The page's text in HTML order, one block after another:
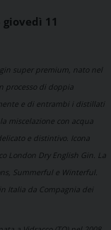
giovedì 11
super premium, nato nel
processo di doppia
e di entrambi i distillati
miscelazione con acqua
e distintivo. Icona
London Dry English Gin. La
Summerful e Winterful.
Italia da Compagnia dei